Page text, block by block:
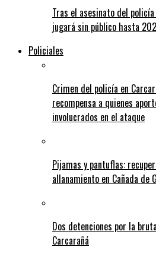
Tras el asesinato del
jugará sin público hasta
Policiales
Crimen del policía en
recompensa a quienes
involucrados en el ataque
Pijamas y pantuflas:
allanamiento en Cañada de
Dos detenciones por la
Carcarañá